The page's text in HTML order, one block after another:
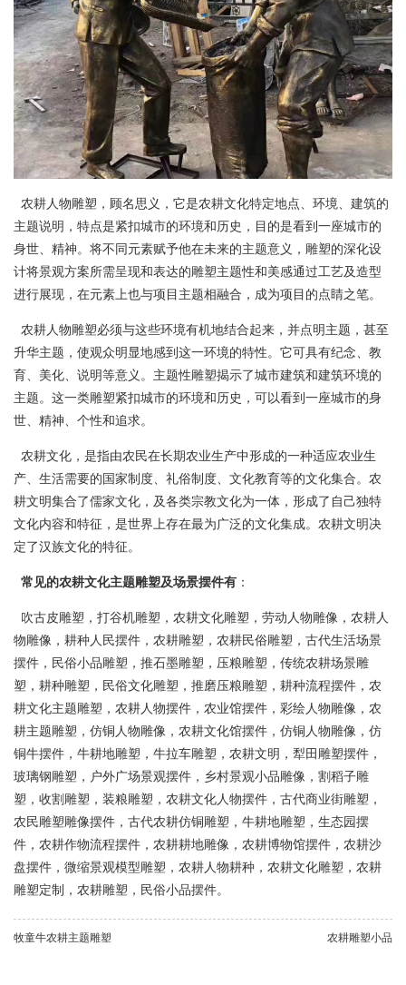
农耕人物雕塑，顾名思义，它是农耕文化特定地点、环境、建筑的
主题说明，特点是紧扣城市的环境和历史，目的是看到一座城市的
身世、精神。将不同元素赋予他在未来的主题意义，雕塑的深化设
计将景观方案所需呈现和表达的雕塑主题性和美感通过工艺及造型
进行展现，在元素上也与项目主题相融合，成为项目的点睛之笔。
农耕人物雕塑必须与这些环境有机地结合起来，并点明主题，甚至
升华主题，使观众明显地感到这一环境的特性。它可具有纪念、教
育、美化、说明等意义。主题性雕塑揭示了城市建筑和建筑环境的
主题。这一类雕塑紧扣城市的环境和历史，可以看到一座城市的身
世、精神、个性和追求。
农耕文化，是指由农民在长期农业生产中形成的一种适应农业生
产、生活需要的国家制度、礼俗制度、文化教育等的文化集合。农
耕文明集合了儒家文化，及各类宗教文化为一体，形成了自己独特
文化内容和特征，是世界上存在最为广泛的文化集成。农耕文明决
定了汉族文化的特征。
常见的农耕文化主题雕塑及场景摆件有 ：
吹古皮雕塑，打谷机雕塑，农耕文化雕塑，劳动人物雕像，农耕人
物雕像，耕种人民摆件，农耕雕塑，农耕民俗雕塑，古代生活场景
摆件，民俗小品雕塑，推石墨雕塑，压粮雕塑，传统农耕场景雕
塑，耕种雕塑，民俗文化雕塑，推磨压粮雕塑，耕种流程摆件，农
耕文化主题雕塑，农耕人物摆件，农业馆摆件，彩绘人物雕像，农
耕主题雕塑，仿铜人物雕像，农耕文化馆摆件，仿铜人物雕像，仿
铜牛摆件，牛耕地雕塑，牛拉车雕塑，农耕文明，犁田雕塑摆件，
玻璃钢雕塑，户外广场景观摆件，乡村景观小品雕像，割稻子雕
塑，收割雕塑，装粮雕塑，农耕文化人物摆件，古代商业街雕塑，
农民雕塑雕像摆件，古代农耕仿铜雕塑，牛耕地雕塑，生态园摆
件，农耕作物流程摆件，农耕耕地雕像，农耕博物馆摆件，农耕沙
盘摆件，微缩景观模型雕塑，农耕人物耕种，农耕文化雕塑，农耕
雕塑定制，农耕雕塑，民俗小品摆件。
牧童牛农耕主题雕塑 农耕雕塑小品